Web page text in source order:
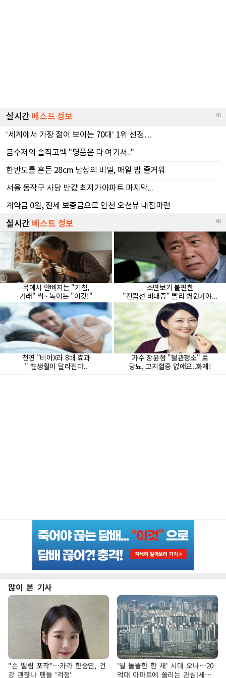
많이 본 기사
"손 떨림 포착"…카라 한승연, 건
강 괜찮나 팬들 '걱정'
'덜 똘똘한 한 채' 시대 오나…20
억대 아파트에 쏠리는 관심[세제